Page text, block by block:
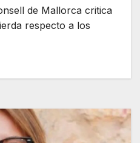
de Mallorca critica
respecto a los